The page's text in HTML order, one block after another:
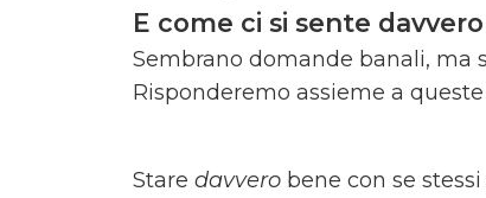
E come ci si sente
Sembrano domande banali, ma
Risponderemo assieme a
Stare davvero bene con se